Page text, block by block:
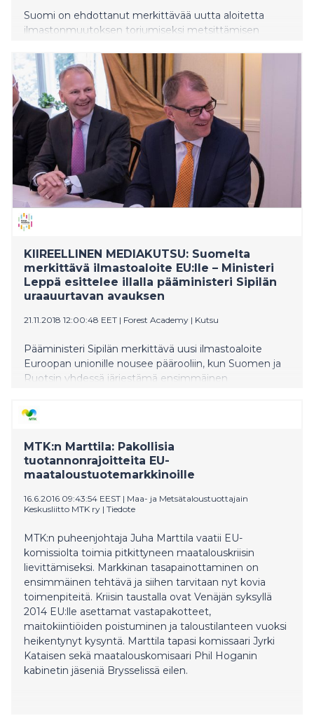
Suomi on ehdottanut merkittävää uutta aloitetta
ilmastonmuutoksen torjumiseksi metsittämisen
Pääministeri Juha Sipilä on jo keskustellut Suomen
aloitteesta Euroopan komission puheenjohtajan Jean-
Claude Junckerin kanssa. Maa- ja metsätalousministeri
Jari Leppä on informoinut EU:n maatalouskomissaaria
Phil Hogania sekä muita EU-maita aloitteesta.
Aloitteen esitteli tänään ministeri Leppä
ensimmäisessä EU-päätöksentekijöille pidettävässä
Metsäakatemiassa, jonka järjestävät Suomi ja Ruotsi
yhdessä.
KIIREELLINEN MEDIAKUTSU: Suomelta
merkittävä ilmastoaloite EU:lle – Ministeri
Leppä esittelee illalla pääministeri Sipilän
uraauurtavan avauksen
21.11.2018 12:00:48 EET | Forest Academy | Kutsu
Pääministeri Sipilän merkittävä uusi ilmastoaloite
Euroopan unionille nousee päärooliin, kun Suomen ja
Ruotsin yhdessä järjestämä ensimmäinen
Decision Makers) tänään alkaa. Maa- ja
metsätalousministeri Jari Leppä esittelee Sipilän
aluksi, keskiviikkoiltana Asikkalassa klo 18.15
pidettävässä lehdistötilaisuudessa. Sekä Sipilä että
Leppä ovat jo keskustelleet uraauurtavasta
ilmastoavauksesta EU-johdon kanssa.
MTK:n Marttila: Pakollisia
tuotannonrajoitteita EU-
maataloustuotemarkkinoille
16.6.2016 09:43:54 EEST | Maa- ja Metsätaloustuottajain
Keskusliitto MTK ry | Tiedote
MTK:n puheenjohtaja Juha Marttila vaatii EU-
komissiolta toimia pitkittyneen maatalouskriisin
lievittämiseksi. Markkinan tasapainottaminen on
ensimmäinen tehtävä ja siihen tarvitaan nyt kovia
toimenpiteitä. Kriisin taustalla ovat Venäjän syksyllä
2014 EU:lle asettamat vastapakotteet,
maitokiintiöiden poistuminen ja taloustilanteen vuoksi
heikentynyt kysyntä. Marttila tapasi komissaari Jyrki
Kataisen sekä maatalouskomisaari Phil Hoganin
kabinetin jäseniä Brysselissä eilen.